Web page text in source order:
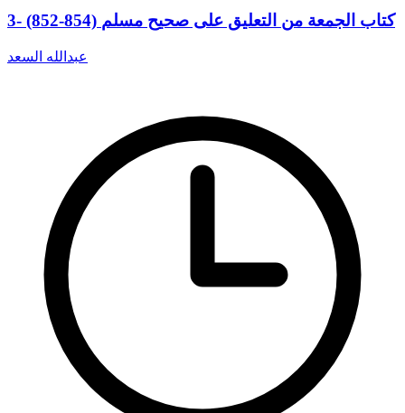
3- (852-854) كتاب الجمعة من التعليق على صحيح مسلم
عبدالله السعد